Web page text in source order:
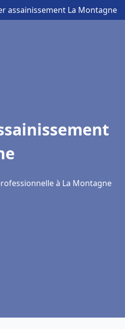
assainissement La Montagne
à La Montagne